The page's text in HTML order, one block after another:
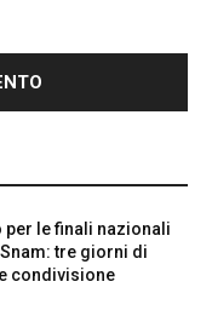
per le finali nazionali
tre giorni di
condivisione